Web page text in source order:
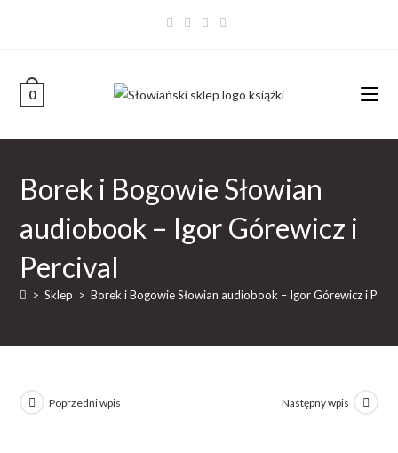
0
Borek i Bogowie Słowian
audiobook – Igor Górewicz i
Percival
> Sklep > Borek i Bogowie Słowian audiobook – Igor Górewicz i
Poprzedni wpis Następny wpis